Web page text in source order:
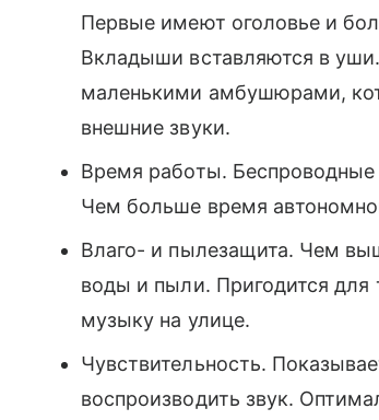
Первые имеют оголовье и
Вкладыши вставляются в
маленькими амбушюрами,
внешние звуки.
Время работы. Беспроводные
Чем больше время
Влаго- и пылезащита. Чем
воды и пыли. Пригодится для
музыку на улице.
Чувствительность.
воспроизводить звук.